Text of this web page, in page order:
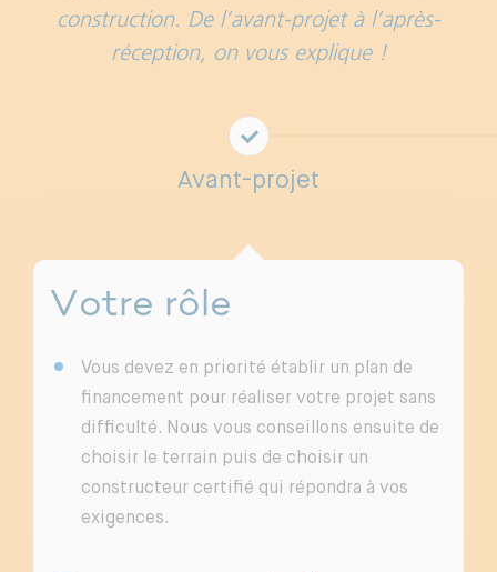
construction. De l’avant-projet à l’après-
réception, on vous explique !
Avant-projet
Votre rôle
Vous devez en priorité établir un plan de
financement pour réaliser votre projet sans
difficulté. Nous vous conseillons ensuite de
choisir le terrain puis de choisir un
constructeur certifié qui répondra à vos
exigences.